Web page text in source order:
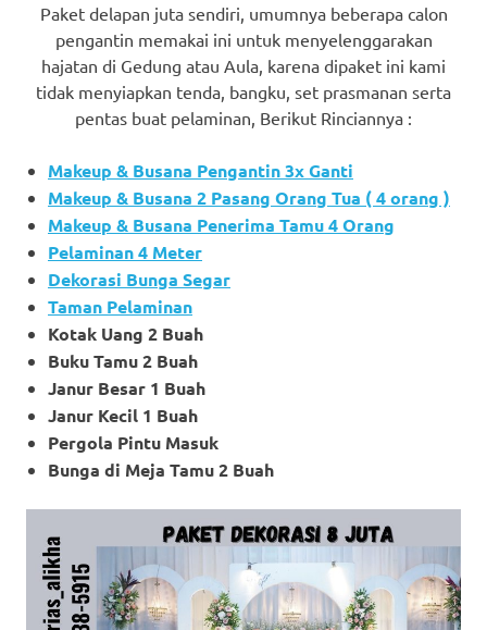
Paket delapan juta sendiri, umumnya beberapa calon
pengantin memakai ini untuk menyelenggarakan
hajatan di Gedung atau Aula, karena dipaket ini kami
tidak menyiapkan tenda, bangku, set prasmanan serta
pentas buat pelaminan, Berikut Rinciannya :
Makeup & Busana Pengantin 3x Ganti
Makeup & Busana 2 Pasang Orang Tua ( 4 orang )
Makeup & Busana Penerima Tamu 4 Orang
Pelaminan 4 Meter
Dekorasi Bunga Segar
Taman Pelaminan
Kotak Uang 2 Buah
Buku Tamu 2 Buah
Janur Besar 1 Buah
Janur Kecil 1 Buah
Pergola Pintu Masuk
Bunga di Meja Tamu 2 Buah